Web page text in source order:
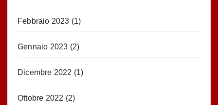
Febbraio 2023 (1)
Gennaio 2023 (2)
Dicembre 2022 (1)
Ottobre 2022 (2)